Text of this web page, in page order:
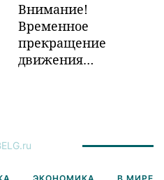
Внимание!
Временное
прекращение
движения